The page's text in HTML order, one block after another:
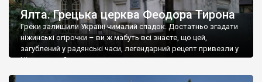
Ялта. Грецька церква Феодора Тирона
Греки залишили Україні чималий спадок. Достатньо згадати
ніжинські огірочки – ви ж мабуть всі знаєте, що цей,
загублений у радянські часи, легендарний рецепт привезли у
Ніжин греки?